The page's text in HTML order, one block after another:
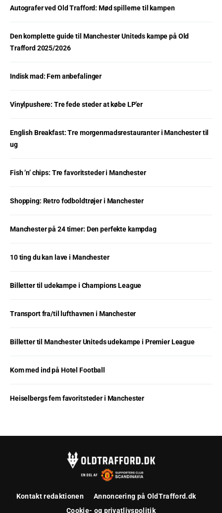
Autografer ved Old Trafford: Mød spillerne til kampen
Den komplette guide til Manchester Uniteds kampe på Old
Trafford 2025/2026
Indisk mad: Fem anbefalinger
Vinylpushere: Tre fede steder at købe LP’er
English Breakfast: Tre morgenmadsrestauranter i Manchester til
ug
Fish ’n’ chips: Tre favoritsteder i Manchester
Shopping: Retro fodboldtrøjer i Manchester
Manchester på 24 timer: Den perfekte kampdag
10 ting du kan lave i Manchester
Billetter til udekampe i Champions League
Transport fra/til lufthavnen i Manchester
Billetter til Manchester Uniteds udekampe i Premier League
Kom med ind på Hotel Football
Heiselbergs fem favoritsteder i Manchester
Kontakt redaktionen
Annoncering på OldTrafford.dk
Cookie- og privatlivspolitik